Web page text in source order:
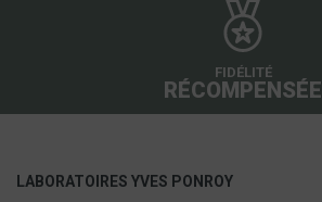
FIDÉLITÉ
RÉCOMPENSÉE
LABORATOIRES YVES PONROY